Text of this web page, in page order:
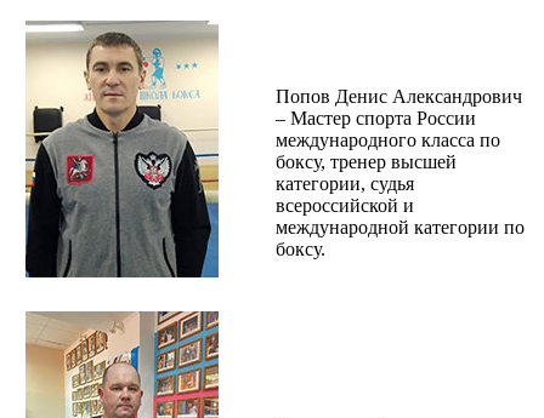
Попов Денис Александрович
– Мастер спорта России
международного класса по
боксу, тренер высшей
категории, судья
всероссийской и
международной категории по
боксу.